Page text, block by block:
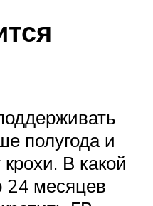
полугода и
В какой
24 месяцев